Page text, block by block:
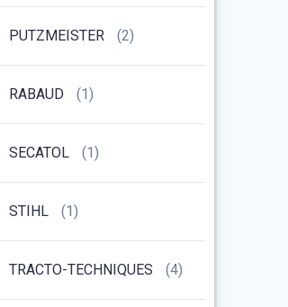
PUTZMEISTER (2)
RABAUD (1)
SECATOL (1)
STIHL (1)
TRACTO-TECHNIQUES (4)